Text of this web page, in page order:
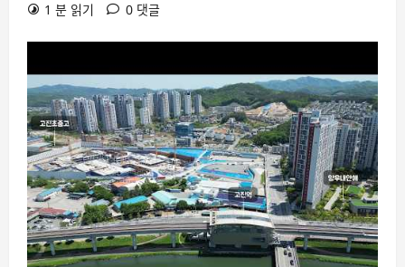
1 분 읽기
0 댓글